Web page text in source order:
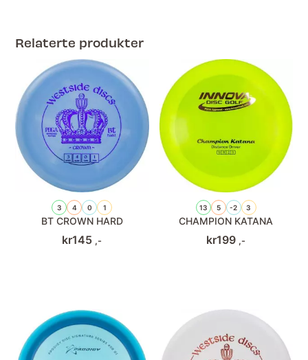
Relaterte produkter
3 4 0 1
BT CROWN HARD
kr145 ,-
13 5 -2 3
CHAMPION KATANA
kr199 ,-